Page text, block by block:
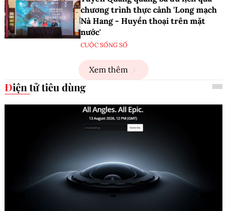
chương trình thực cảnh 'Long mạch
Nà Hang - Huyền thoại trên mặt
nước'
CUỘC SỐNG SỐ
Xem thêm
Điện tử tiêu dùng